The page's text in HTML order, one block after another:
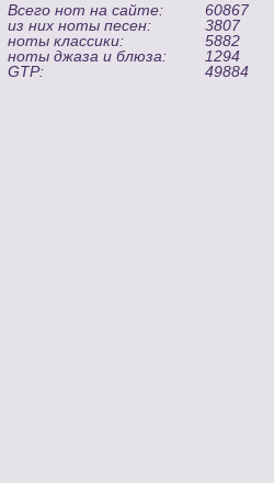
Всего нот на сайте:
60867
из них ноты песен:
3807
ноты классики:
5882
ноты джаза и блюза:
1294
GTP:
49884